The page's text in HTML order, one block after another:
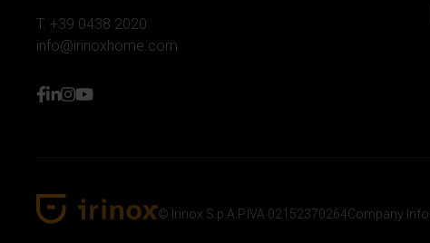
T. +39 0438 2020
info@irinoxhome.com
facebook
linkedin
instagram
youtube
© Irinox S.p.A. P.IVA 02152370264Company Info